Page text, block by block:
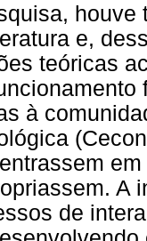
e,
teóricas
à
A
de